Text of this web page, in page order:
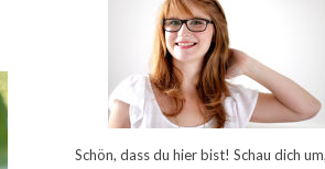
Schön, dass du hier bist! Schau dich